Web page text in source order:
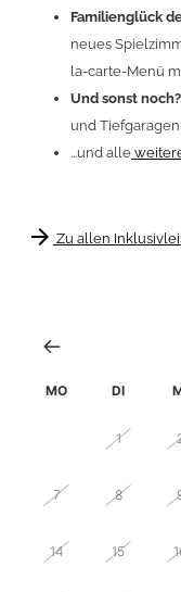
Familienglück
neues
la-carte-Menü
Und sonst noch?
und
...und alle
arrow_forward Zu allen
MO DI
1
7 8
14 15